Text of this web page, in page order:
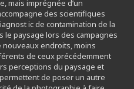
mais imprégnée d’un
des scientifiques
ic de contamination de la
le paysage lors des campagnes
nouveaux endroits, moins
de ceux précédemment
perceptions du paysage et
de poser un autre